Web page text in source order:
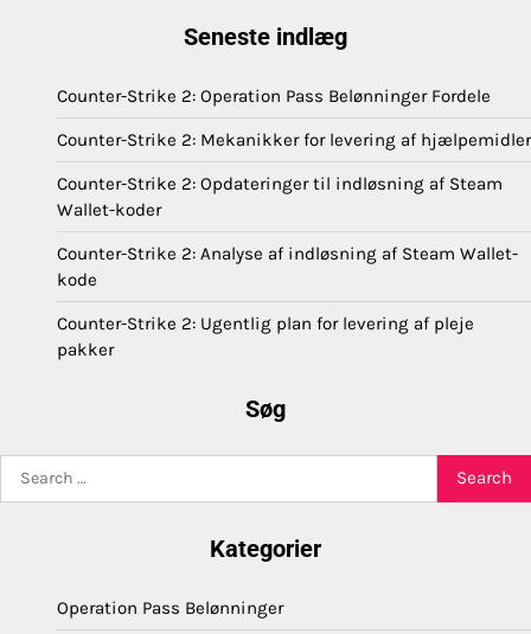
Seneste indlæg
Counter-Strike 2: Operation Pass Belønninger Fordele
Counter-Strike 2: Mekanikker for levering af hjælpemidler
Counter-Strike 2: Opdateringer til indløsning af Steam
Wallet-koder
Counter-Strike 2: Analyse af indløsning af Steam Wallet-
kode
Counter-Strike 2: Ugentlig plan for levering af pleje
pakker
Søg
Kategorier
Operation Pass Belønninger